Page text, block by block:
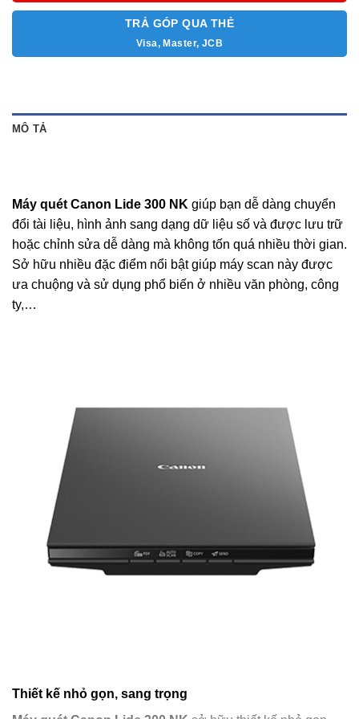
TRẢ GÓP QUA THẺ
Visa, Master, JCB
MÔ TẢ
Máy quét Canon Lide 300 NK giúp bạn dễ dàng chuyển
đổi tài liệu, hình ảnh sang dạng dữ liệu số và được lưu trữ
hoặc chỉnh sửa dễ dàng mà không tốn quá nhiều thời gian.
Sở hữu nhiều đặc điểm nổi bật giúp máy scan này được
ưa chuộng và sử dụng phổ biến ở nhiều văn phòng, công
ty,…
Thiết kế nhỏ gọn, sang trọng